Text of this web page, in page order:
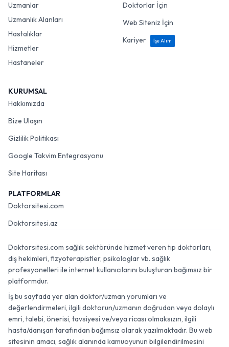
Uzmanlar
Uzmanlık Alanları
Hastalıklar
Hizmetler
Hastaneler
Doktorlar İçin
Web Siteniz İçin
Kariyer
İşe Alım
KURUMSAL
Hakkımızda
Bize Ulaşın
Gizlilik Politikası
Google Takvim Entegrasyonu
Site Haritası
PLATFORMLAR
Doktorsitesi.com
Doktorsitesi.az
Doktorsitesi.com sağlık sektöründe hizmet veren tıp doktorları,
diş hekimleri, fizyoterapistler, psikologlar vb. sağlık
profesyonelleri ile internet kullanıcılarını buluşturan bağımsız bir
platformdur.
İş bu sayfada yer alan doktor/uzman yorumları ve
değerlendirmeleri, ilgili doktorun/uzmanın doğrudan veya dolaylı
emri, talebi, önerisi, tavsiyesi ve/veya ricası olmaksızın, ilgili
hasta/danışan tarafından bağımsız olarak yazılmaktadır. Bu web
sitesinin amacı, sağlık alanında kamuoyunun bilgilendirilmesini